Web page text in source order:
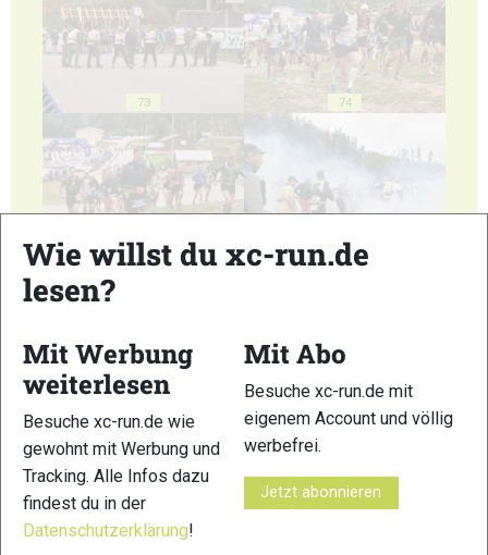
73 74
75 76
77 78
Wie willst du xc-run.de
lesen?
Mit Werbung
weiterlesen
Besuche xc-run.de wie
gewohnt mit Werbung und
Tracking. Alle Infos dazu
findest du in der
Datenschutzerklärung!
Mit Abo
Besuche xc-run.de mit
eigenem Account und völlig
werbefrei.
Jetzt abonnieren